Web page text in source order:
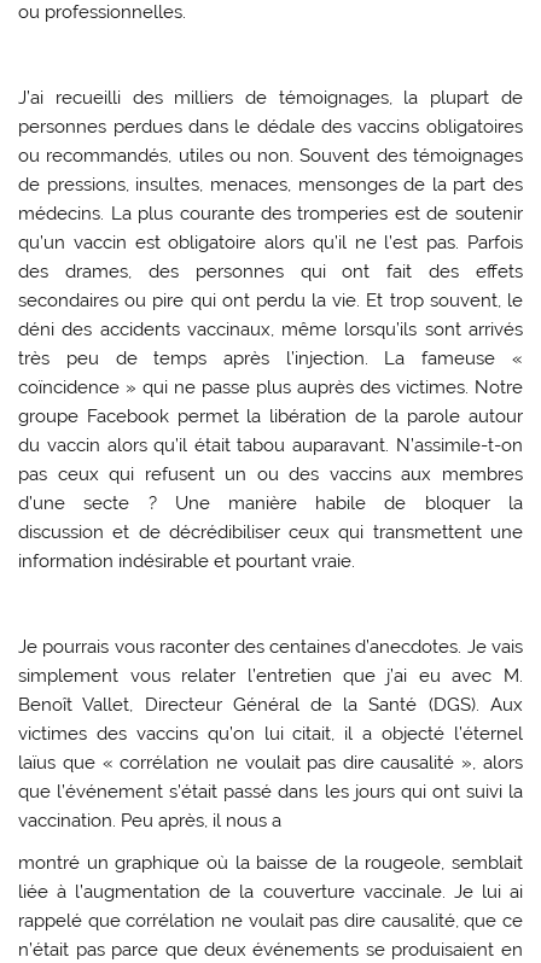
ou professionnelles.
J’ai recueilli des milliers de témoignages, la plupart de
personnes perdues dans le dédale des vaccins obligatoires
ou recommandés, utiles ou non. Souvent des témoignages
de pressions, insultes, menaces, mensonges de la part des
médecins. La plus courante des tromperies est de soutenir
qu’un vaccin est obligatoire alors qu’il ne l’est pas. Parfois
des drames, des personnes qui ont fait des effets
secondaires ou pire qui ont perdu la vie. Et trop souvent, le
déni des accidents vaccinaux, même lorsqu’ils sont arrivés
très peu de temps après l’injection. La fameuse «
coïncidence » qui ne passe plus auprès des victimes. Notre
groupe Facebook permet la libération de la parole autour
du vaccin alors qu’il était tabou auparavant. N’assimile-t-on
pas ceux qui refusent un ou des vaccins aux membres
d’une secte ? Une manière habile de bloquer la
discussion et de décrédibiliser ceux qui transmettent une
information indésirable et pourtant vraie.
Je pourrais vous raconter des centaines d’anecdotes. Je vais
simplement vous relater l’entretien que j’ai eu avec M.
Benoît Vallet, Directeur Général de la Santé (DGS). Aux
victimes des vaccins qu’on lui citait, il a objecté l’éternel
laïus que « corrélation ne voulait pas dire causalité », alors
que l’événement s’était passé dans les jours qui ont suivi la
vaccination. Peu après, il nous a
montré un graphique où la baisse de la rougeole, semblait
liée à l’augmentation de la couverture vaccinale. Je lui ai
rappelé que corrélation ne voulait pas dire causalité, que ce
n’était pas parce que deux événements se produisaient en